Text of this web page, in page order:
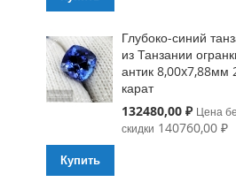
Глубоко-синий
из Танзании
антик 8,00x7,88мм
карат
Special
132480,00 ₽ Цена
скидки 140760,00 ₽
Купить